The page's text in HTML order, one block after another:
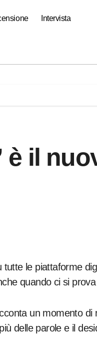
Intervista
è il
le piattaforme
quando ci si
un momento di
delle parole e il